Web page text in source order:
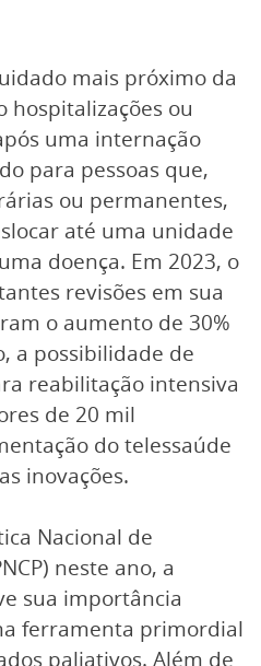
mais próximo da
ou
uma internação
para pessoas que,
ou permanentes,
até uma unidade
doença. Em 2023, o
revisões em sua
o aumento de 30%
a possibilidade de
reabilitação intensiva
de 20 mil
do telessaúde
inovações.
Nacional de
neste ano, a
sua importância
ferramenta primordial
paliativos. Além de